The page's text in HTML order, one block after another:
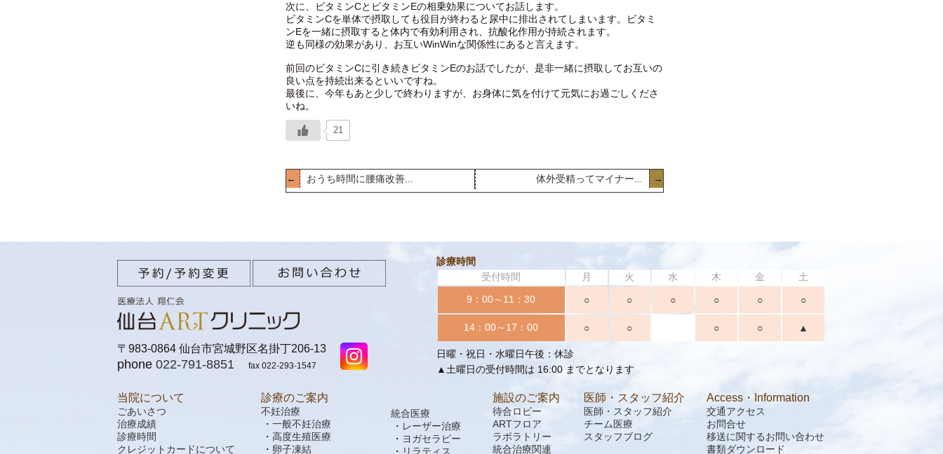
次に、ビタミンCとビタミンEの相乗効果についてお話します。
ビタミンCを単体で摂取しても役目が終わると尿中に排出されてしまいます。ビタミ
ンEを一緒に摂取すると体内で有効利用され、抗酸化作用が持続されます。
逆も同様の効果があり、お互いWinWinな関係性にあると言えます。
前回のビタミンCに引き続きビタミンEのお話でしたが、是非一緒に摂取してお互いの
良い点を持続出来るといいですね。
最後に、今年もあと少しで終わりますが、お身体に気を付けて元気にお過ごしくださ
いね。
21
← おうち時間に腰痛改善... 体外受精ってマイナー... →
〒983-0864 仙台市宮城野区名掛丁206-13
phone 022-791-8851 fax 022-293-1547
診療時間
受付時間
月 火 水 木 金
土
9：00～11：30
○ ○ ○ ○ ○ ○
14：00～17：00 ○ ○ ○ ○ ▲
日曜・祝日・水曜日午後：休診
▲土曜日の受付時間は 16:00 までとなります
当院について
ごあいさつ
治療成績
診療時間
クレジットカードについて
診療のご案内
不妊治療
一般不妊治療
高度生殖医療
卵子凍結
統合医療
レーザー治療
ヨガセラピー
リラティス
施設のご案内
待合ロビー
ARTフロア
ラボラトリー
統合治療関連
医師・スタッフ紹介
医師・スタッフ紹介
チーム医療
スタッフブログ
Access・Information
交通アクセス
お問合せ
移送に関するお問い合わせ
書類ダウンロード